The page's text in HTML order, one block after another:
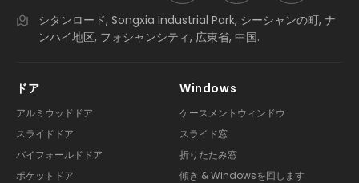
シタンロード, Songxia Industrial Park, シーシャンの町, ナ
ンハイ地区, フォシャンシティ, 広東省, 中国.
ドア
アルミウッドドア
スライドドア
バイフォールドドア
ポケットドア
Windows
ケースメントウィンドウ
スライド窓
折りたたみ窓
傾き & Windowsを回します